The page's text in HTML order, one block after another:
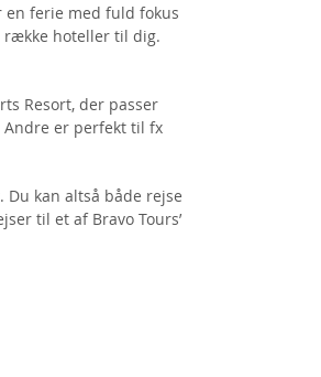
en ferie med fuld fokus
hoteller til dig.
Resort, der passer
er perfekt til fx
kan altså både rejse
til et af Bravo Tours’